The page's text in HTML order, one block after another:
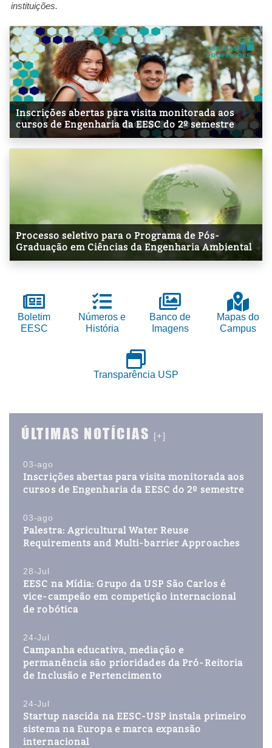
instituições.
Inscrições abertas para visita monitorada aos
cursos de Engenharia da EESC do 2º semestre
Processo seletivo para o Programa de Pós-
Graduação em Ciências da Engenharia Ambiental
Boletim
EESC
Números e
História
Banco de
Imagens
Mapas do
Campus
Transparência USP
ÚLTIMAS NOTÍCIAS [+]
03-ago
Inscrições abertas para visita monitorada aos
cursos de Engenharia da EESC do 2º semestre
03-ago
Palestra: Agricultural Water Reuse
Requirements and Multi-barrier Approaches
28-Jul
EESC na Mídia: Grupo da USP São Carlos é
vice-campeão em competição internacional
de robótica
24-Jul
Campanha educativa, mediação e
permanência são prioridades da Pró-Reitoria
de Inclusão e Pertencimento
24-Jul
Startup nascida na EESC-USP instala primeiro
sistema na Europa e marca expansão
internacional